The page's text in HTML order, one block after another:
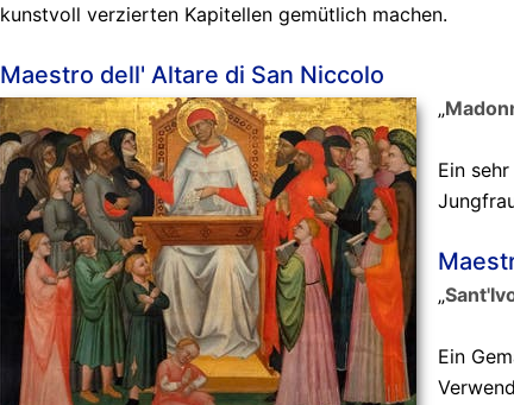
kunstvoll verzierten Kapitellen gemütlich machen.
Maestro dell' Altare di San Niccolo
„
Ein
„
Ein